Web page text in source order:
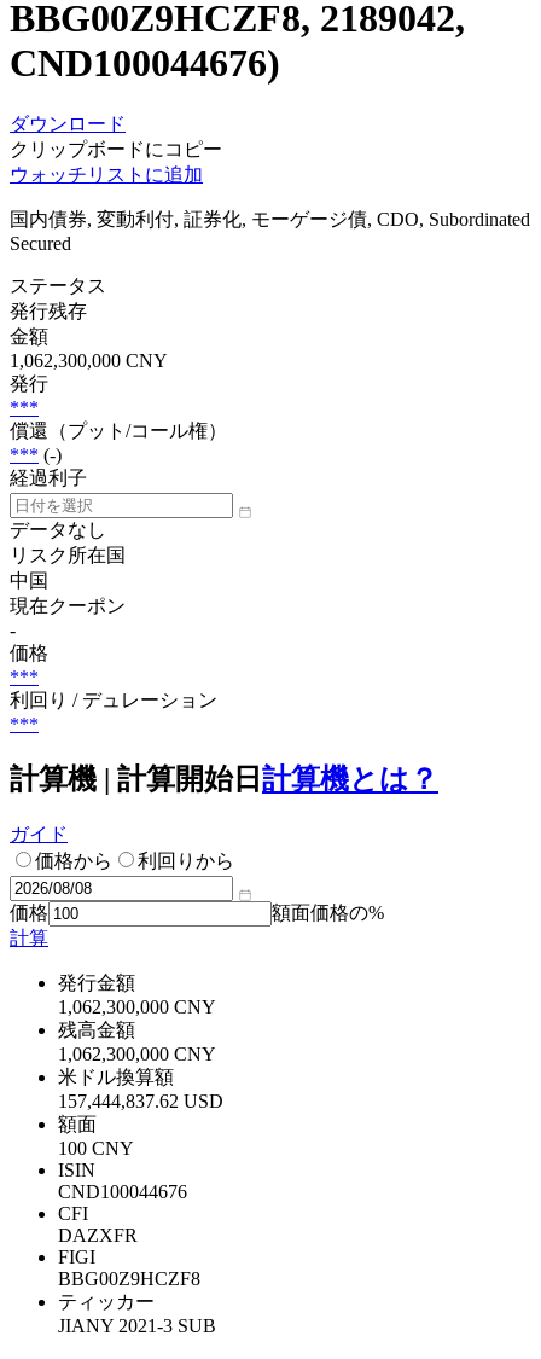
BBG00Z9HCZF8, 2189042,
CND100044676)
ダウンロード
クリップボードにコピー
ウォッチリストに追加
国内債券, 変動利付, 証券化, モーゲージ債, CDO, Subordinated
Secured
ステータス
発行残存
金額
1,062,300,000 CNY
発行
***
償還（プット/コール権）
*** (-)
経過利子
データなし
リスク所在国
中国
現在クーポン
-
価格
***
利回り / デュレーション
***
計算機 | 計算開始日 計算機とは？
ガイド
価格から
利回りから
価格
額面価格の%
計算
発行金額
1,062,300,000 CNY
残高金額
1,062,300,000 CNY
米ドル換算額
157,444,837.62 USD
額面
100 CNY
ISIN
CND100044676
CFI
DAZXFR
FIGI
BBG00Z9HCZF8
ティッカー
JIANY 2021-3 SUB